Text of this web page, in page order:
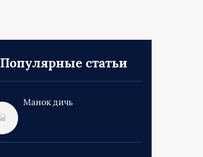
Популярные статьи
Манок дичь